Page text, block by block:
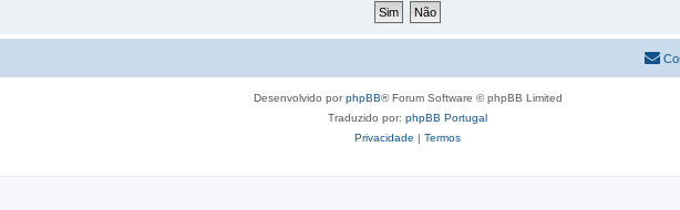
Desenvolvido porphpBB® Forum Software © phpBB Limited
Traduzido por: phpBB Portugal
Privacidade | Termos